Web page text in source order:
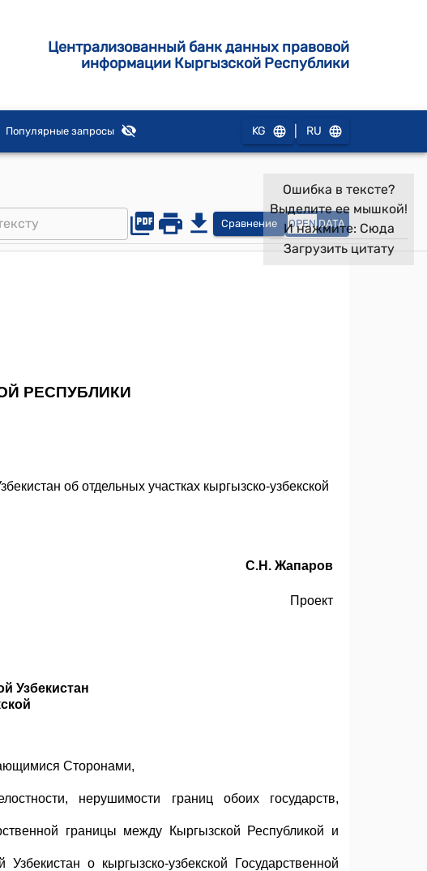
Централизованный банк данных правовой
информации Кыргызской Республики
Популярные запросы KG RU
Сравнение OPEN DATA
Ошибка в тексте?
Выделите ее мышкой!
И нажмите: Сюда
Загрузить цитату